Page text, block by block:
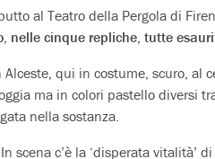
al Teatro della Pergola di
nelle cinque repliche, tutte
Alceste, qui in costume, scuro, al
ma in colori pastello diversi
nella sostanza.
. In scena c’è la ‘disperata vitalità’